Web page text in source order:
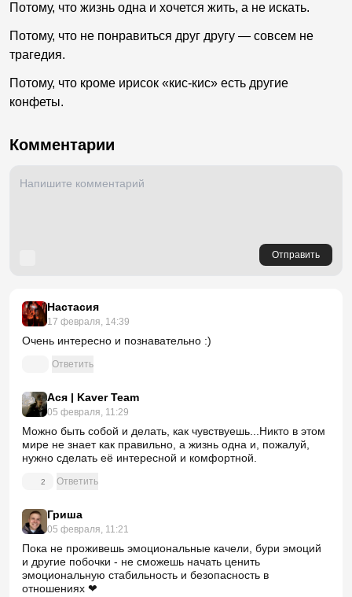
Потому, что жизнь одна и хочется жить, а не искать.
Потому, что не понравиться друг другу — совсем не
трагедия.
Потому, что кроме ирисок «кис-кис» есть другие
конфеты.
Комментарии
Отправить
Настасия
17 февраля, 14:39
Очень интересно и познавательно :)
Ответить
Ася | Kaver Team
05 февраля, 11:29
Можно быть собой и делать, как чувствуешь...Никто в этом
мире не знает как правильно, а жизнь одна и, пожалуй,
нужно сделать её интересной и комфортной.
2 Ответить
Гриша
05 февраля, 11:21
Пока не проживешь эмоциональные качели, бури эмоций
и другие побочки - не сможешь начать ценить
эмоциональную стабильность и безопасность в
отношениях ❤‍